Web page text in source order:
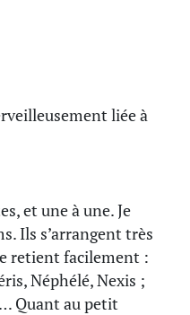
liée à
et une à une. Je
Ils s’arrangent très
retient facilement :
Néphélé, Nexis ;
Quant au petit